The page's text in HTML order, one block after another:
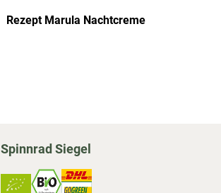
Rezept Marula Nachtcreme
Spinnrad Siegel